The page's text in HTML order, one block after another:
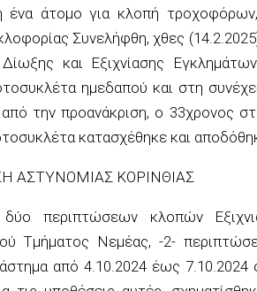
ένα άτομο για κλοπή
Συνελήφθη, χθες
και Εξιχνίασης
ημεδαπού και στη
την προανάκριση, ο 33χρονος
κατασχέθηκε και
ΑΣΤΥΝΟΜΙΑΣ ΚΟΡΙΝΘΙΑΣ
δύο περιπτώσεων κλοπών
Τμήματος Νεμέας, -2-
από 4.10.2024 έως